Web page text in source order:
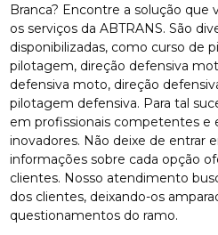
Branca? Encontre a solução
os serviços da ABTRANS. São
disponibilizadas, como curso de
pilotagem, direção defensiva
defensiva moto, direção
pilotagem defensiva. Para tal
em profissionais competentes e
inovadores. Não deixe de entrar
informações sobre cada opção
clientes. Nosso atendimento
dos clientes, deixando-os
questionamentos do ramo.